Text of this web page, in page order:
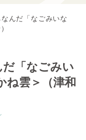
んだ「なごみいな
だ「なごみい
ね雲＞（津和